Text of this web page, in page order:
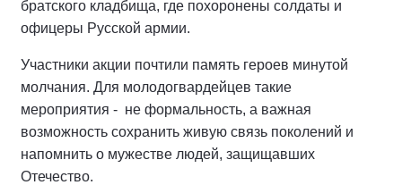
братского кладбища, где похоронены солдаты и
офицеры Русской армии.
Участники акции почтили память героев минутой
молчания. Для молодогвардейцев такие
мероприятия - не формальность, а важная
возможность сохранить живую связь поколений и
напомнить о мужестве людей, защищавших
Отечество.